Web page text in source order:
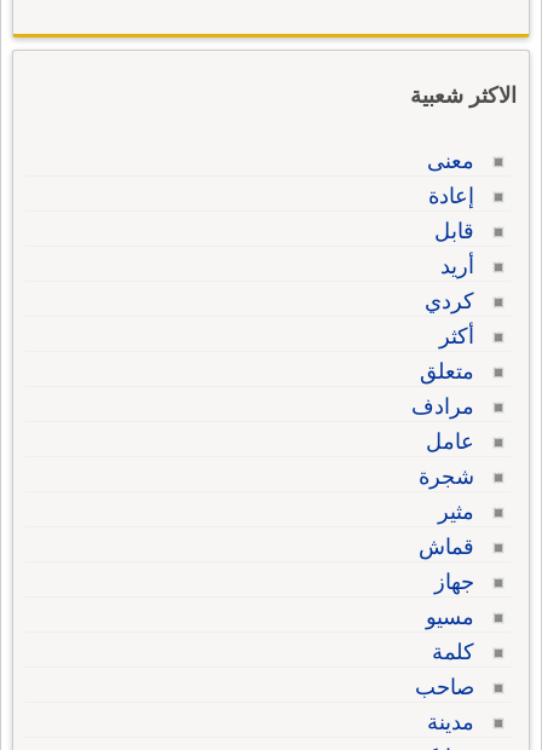
الاكثر شعبية
معنى
إعادة
قابل
أريد
كردي
أكثر
متعلق
مرادف
عامل
شجرة
مثير
قماش
جهاز
مسيو
كلمة
صاحب
مدينة